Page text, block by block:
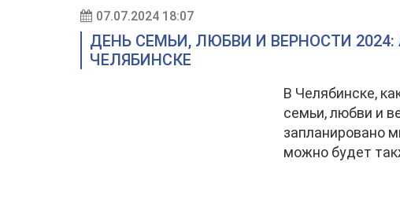
07.07.2024 18:07
ДЕНЬ СЕМЬИ, ЛЮБВИ И ВЕРНОСТИ
ЧЕЛЯБИНСКЕ
В Челябинске,
семьи, любви и
запланировано
можно будет